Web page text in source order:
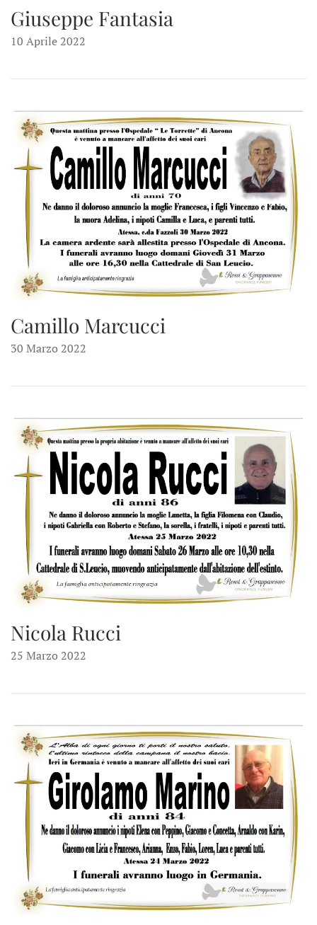
Giuseppe Fantasia
10 Aprile 2022
Camillo Marcucci
30 Marzo 2022
Nicola Rucci
25 Marzo 2022